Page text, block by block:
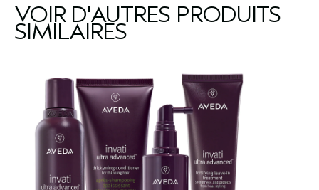
VOIR D'AUTRES PRODUITS
SIMILAIRES